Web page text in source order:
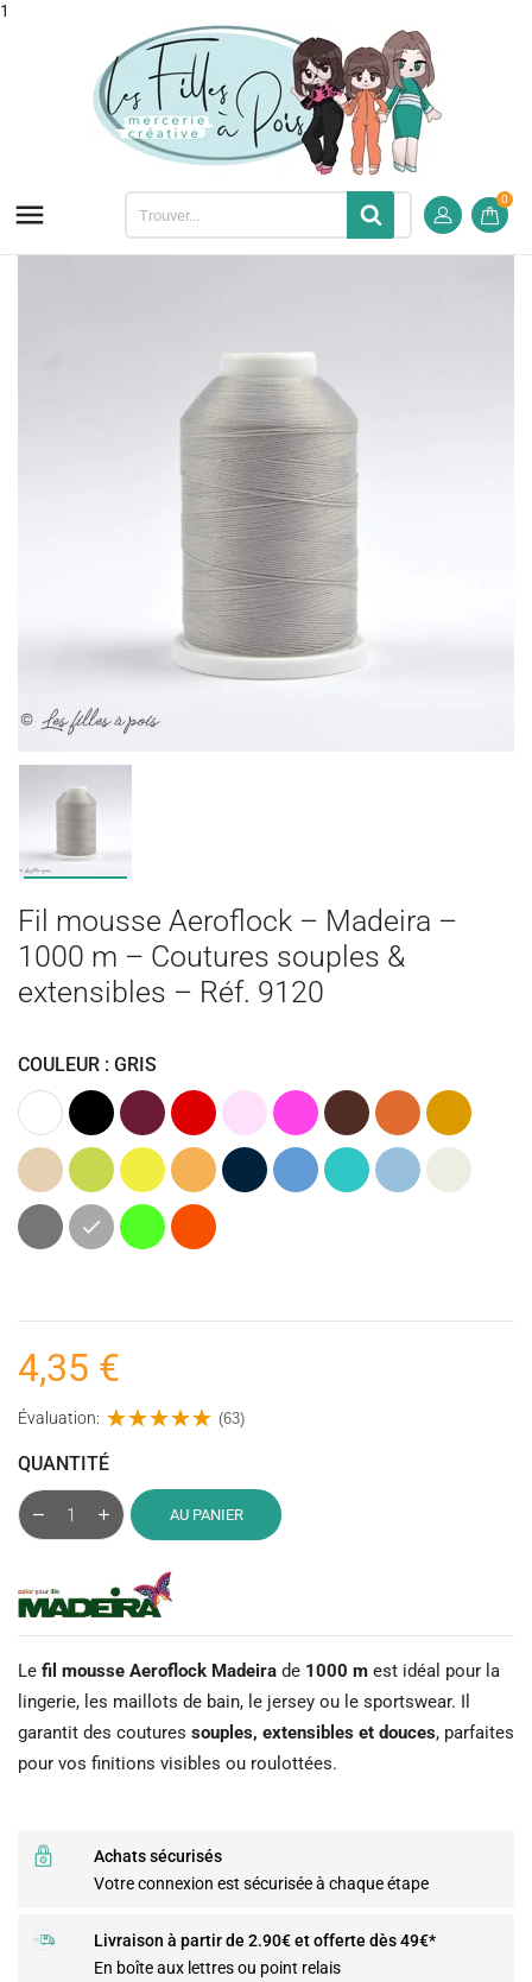
1
 0
Fil mousse Aeroflock – Madeira –
1000 m – Coutures souples &
extensibles – Réf. 9120
COULEUR : GRIS
Blanc Noir BordeauxRouge Rose
Clair
Rose
fuchsia
MarronOrangeCaramel
Beige
Vert
anis
Jaune Ocre
(Jaune)
Bleu
marine
Bleu
Bleu
turquoise
Bleu
Clair
Ecru
Gris
foncé
Gris
Vert
Fluo
Orange
Fluo
4,35 €
Évaluation: (63)
QUANTITÉ
AU PANIER
Le fil mousse Aeroflock Madeira de 1000 m est idéal pour la
lingerie, les maillots de bain, le jersey ou le sportswear. Il
garantit des coutures souples, extensibles et douces, parfaites
pour vos finitions visibles ou roulottées.
Achats sécurisés
Votre connexion est sécurisée à chaque étape
Livraison à partir de 2.90€ et offerte dès 49€*
En boîte aux lettres ou point relais